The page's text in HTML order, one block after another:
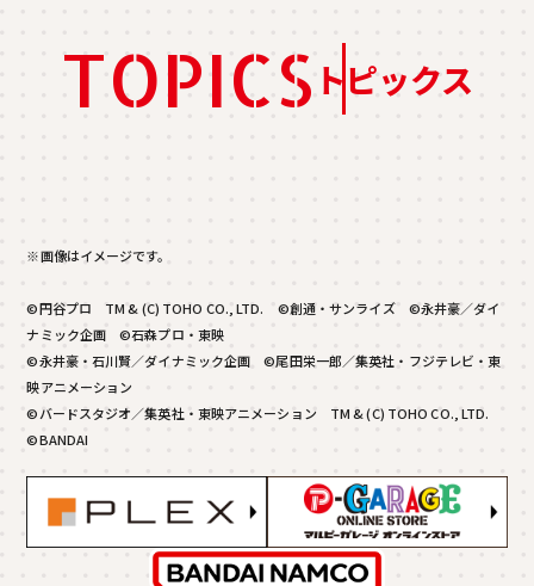
TOPICS トピックス
※画像はイメージです。
©円谷プロ TM & (C) TOHO CO., LTD. ©創通・サンライズ ©永井豪／ダイ
ナミック企画 ©石森プロ・東映
©永井豪・石川賢／ダイナミック企画 ©尾田栄一郎／集英社・フジテレビ・東
映アニメーション
©バードスタジオ／集英社・東映アニメーション TM & (C) TOHO CO., LTD.
©BANDAI